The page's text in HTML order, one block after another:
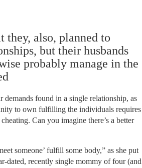
they, also, planned to
but their husbands
probably manage in the
demands found in a single relationship, as
to own fulfilling the individuals requires
Can you imagine there’s a better
someone’ fulfill some body,” as she put
dated, recently single mommy of four (and